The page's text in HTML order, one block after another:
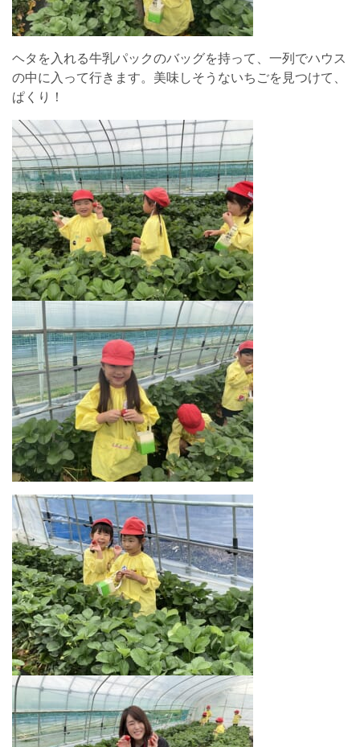
ヘタを入れる牛乳パックのバッグを持って、一列でハウス
の中に入って行きます。美味しそうないちごを見つけて、
ぱくり！